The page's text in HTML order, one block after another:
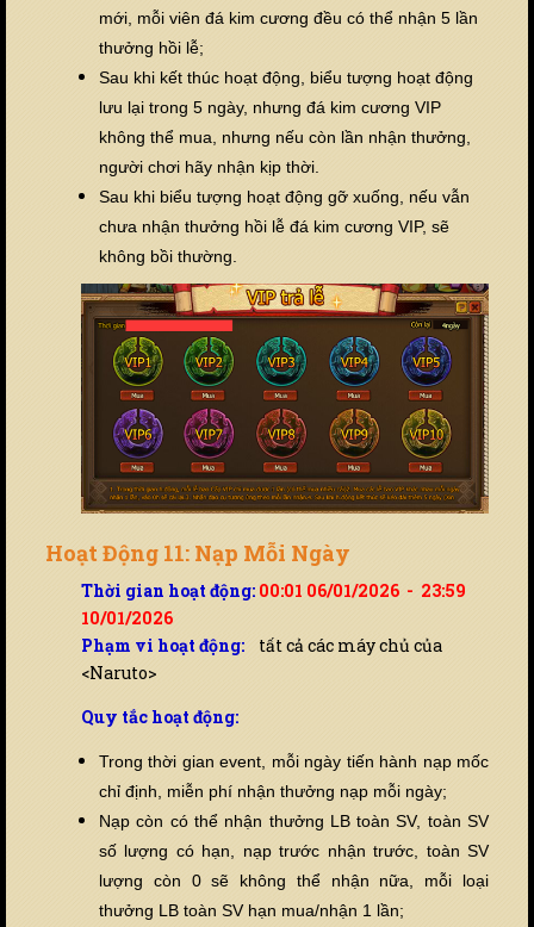
mới, mỗi viên đá kim cương đều có thể nhận 5 lần
thưởng hồi lễ;
Sau khi kết thúc hoạt động, biểu tượng hoạt động
lưu lại trong 5 ngày, nhưng đá kim cương VIP
không thể mua, nhưng nếu còn lần nhận thưởng,
người chơi hãy nhận kịp thời.
Sau khi biểu tượng hoạt động gỡ xuống, nếu vẫn
chưa nhận thưởng hồi lễ đá kim cương VIP, sẽ
không bồi thường.
Hoạt Động 11: Nạp Mỗi Ngày
Thời gian hoạt động: 00:01 06/01/2026 - 23:59
10/01/2026
Phạm vi hoạt động: tất cả các máy chủ của
<Naruto>
Quy tắc hoạt động:
Trong thời gian event, mỗi ngày tiến hành nạp mốc
chỉ định, miễn phí nhận thưởng nạp mỗi ngày;
Nạp còn có thể nhận thưởng LB toàn SV, toàn SV
số lượng có hạn, nạp trước nhận trước, toàn SV
lượng còn 0 sẽ không thể nhận nữa, mỗi loại
thưởng LB toàn SV hạn mua/nhận 1 lần;